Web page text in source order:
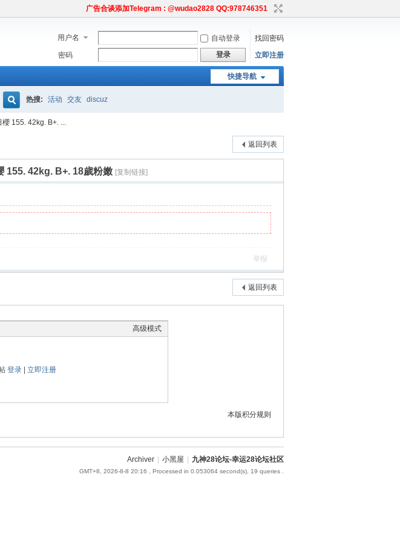
广告合谈添加Telegram : @wudao2828 QQ:978746351
用户名 自动登录
找回密码
密码
登录 立即注册
快捷导航
搜
索
热搜: 活动 交友 discuz
155. 42kg. B+. ...
返回列表
155. 42kg. B+. 18歲粉嫩 [复制链接]
举报
返回列表
高级模式
登录| 立即注册
本版积分规则
Archiver 小黑屋 九神28论坛-幸运28论坛社区
GMT+8, 2026-8-8 20:16 , Processed in 0.053064 second(s), 19 queries .